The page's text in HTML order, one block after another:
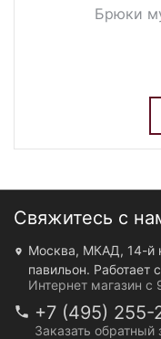
Брюки
Свяжитесь с
Москва, МКАД, 14-
павильон. Работает
Интернет магазин с
+7 (495) 255-
Заказать обратный